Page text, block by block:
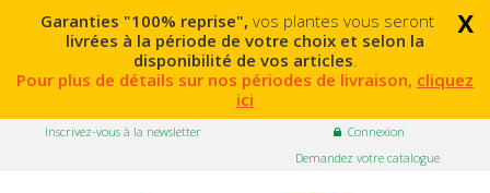
x
Garanties "100% reprise", vos plantes vous seront
livrées à la période de votre choix et selon la
disponibilité de vos articles.
Pour plus de détails sur nos périodes de livraison, cliquez
ici
Connexion
Inscrivez-vous à la newsletter
Demandez votre catalogue